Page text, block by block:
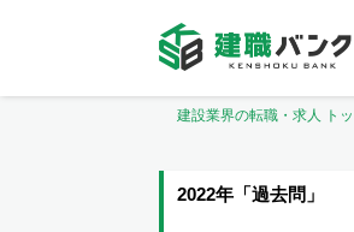
建設業界の転職・求人 ト
2022年「過去問」